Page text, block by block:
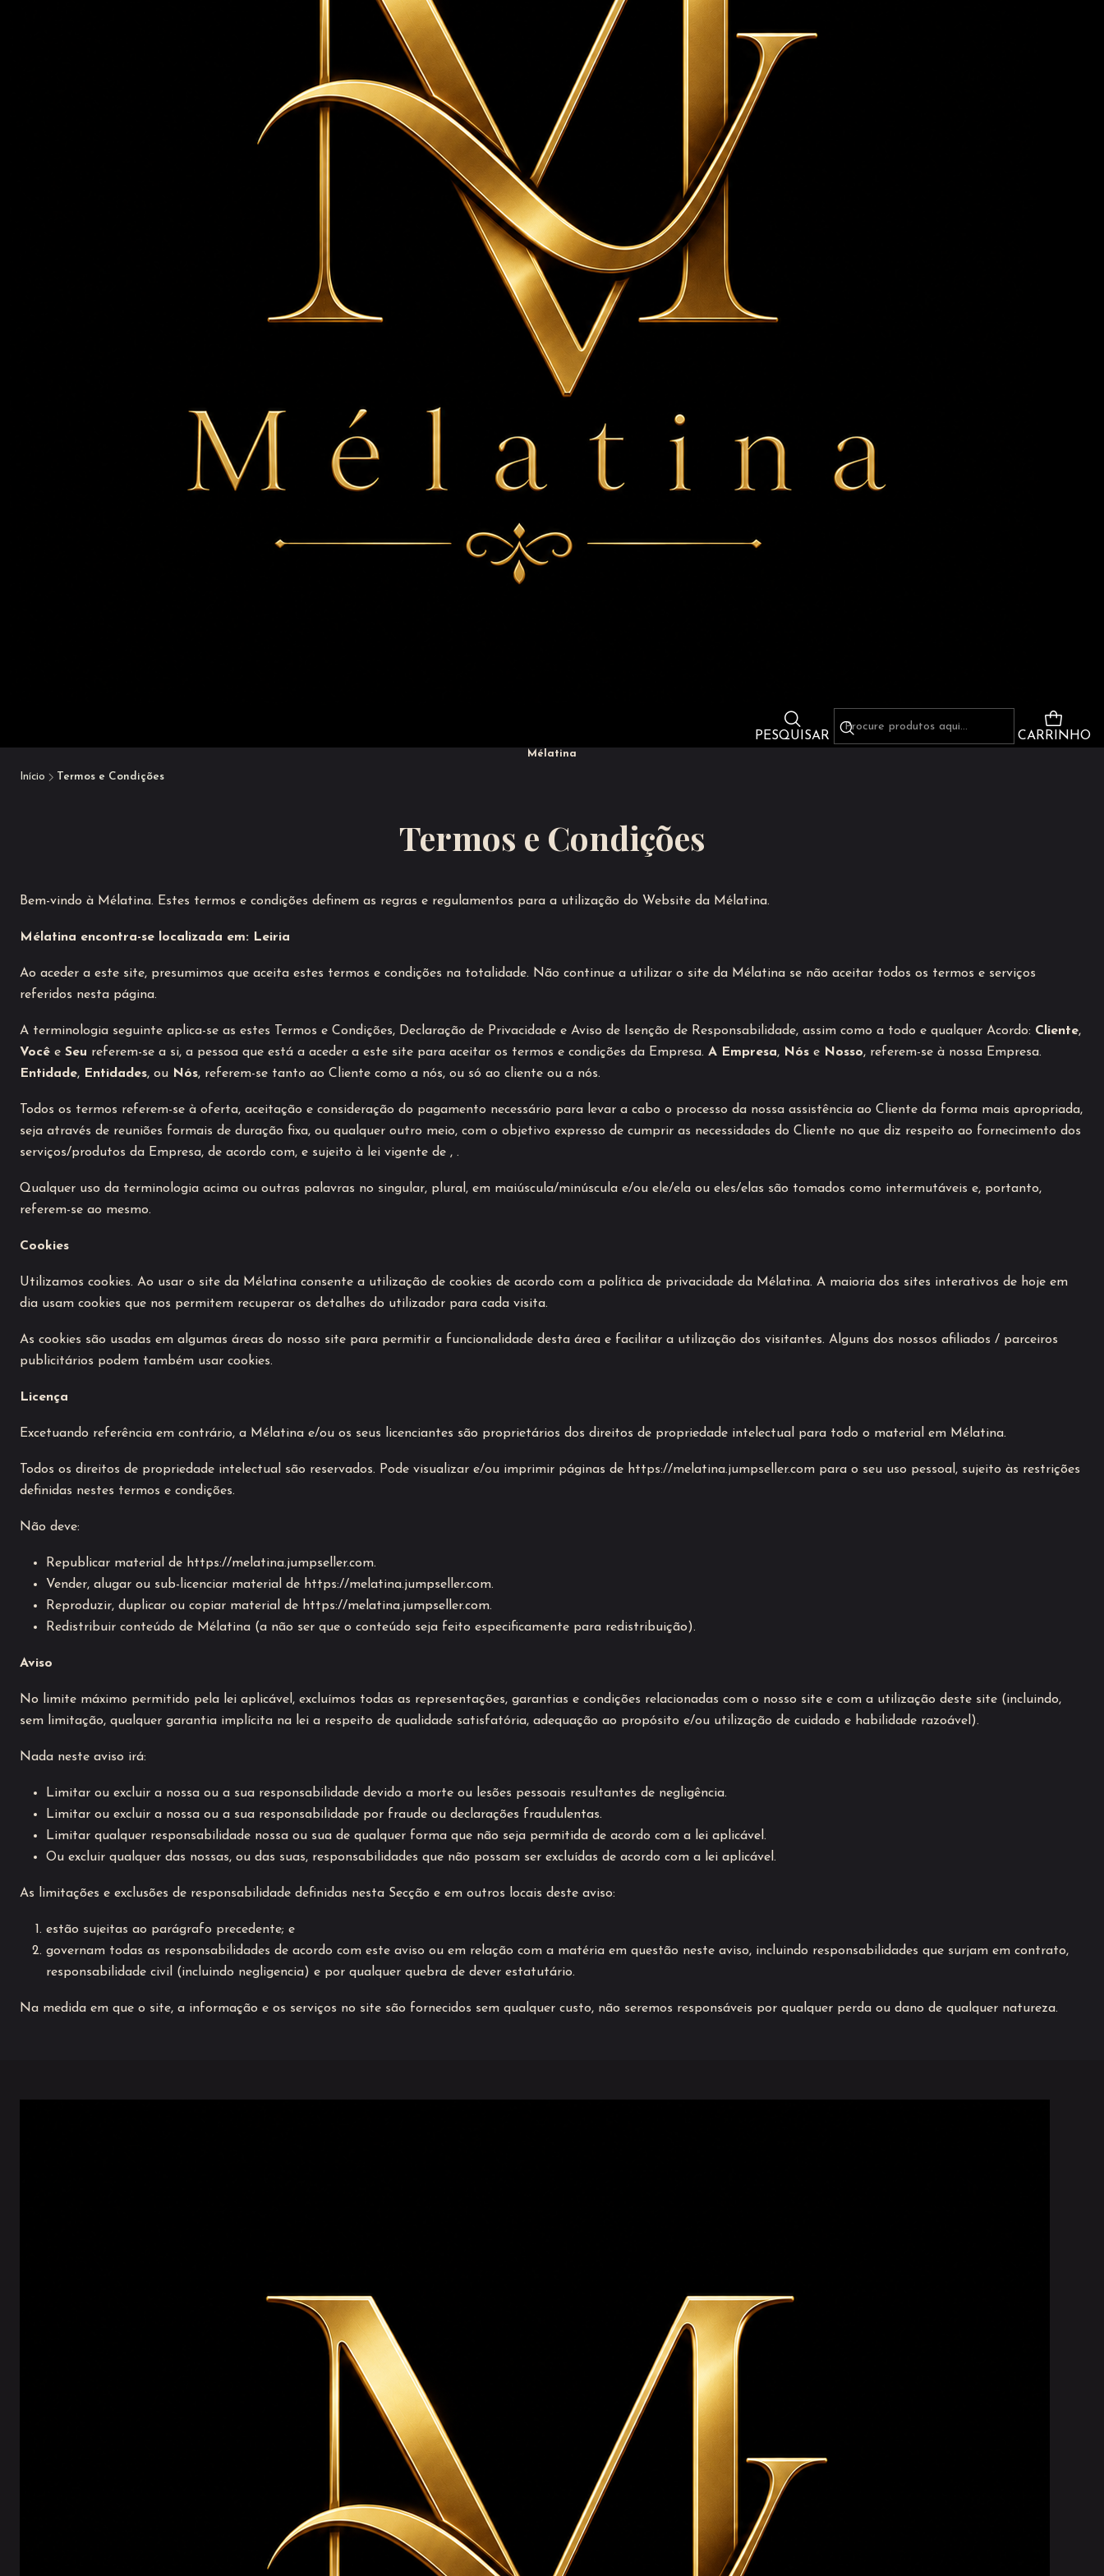
PESQUISAR CARRINHO
Mélatina
Início Termos e Condições
Termos e Condições
Bem-vindo à Mélatina. Estes termos e condições definem as regras e regulamentos para a utilização do Website da Mélatina.
Mélatina encontra-se localizada em: Leiria
Ao aceder a este site, presumimos que aceita estes termos e condições na totalidade. Não continue a utilizar o site da Mélatina se não aceitar todos os termos e serviços
referidos nesta página.
A terminologia seguinte aplica-se as estes Termos e Condições, Declaração de Privacidade e Aviso de Isenção de Responsabilidade, assim como a todo e qualquer Acordo: Cliente,
Você e Seu referem-se a si, a pessoa que está a aceder a este site para aceitar os termos e condições da Empresa. A Empresa, Nós e Nosso, referem-se à nossa Empresa.
Entidade, Entidades, ou Nós, referem-se tanto ao Cliente como a nós, ou só ao cliente ou a nós.
Todos os termos referem-se à oferta, aceitação e consideração do pagamento necessário para levar a cabo o processo da nossa assistência ao Cliente da forma mais apropriada,
seja através de reuniões formais de duração fixa, ou qualquer outro meio, com o objetivo expresso de cumprir as necessidades do Cliente no que diz respeito ao fornecimento dos
serviços/produtos da Empresa, de acordo com, e sujeito à lei vigente de , .
Qualquer uso da terminologia acima ou outras palavras no singular, plural, em maiúscula/minúscula e/ou ele/ela ou eles/elas são tomados como intermutáveis e, portanto,
referem-se ao mesmo.
Cookies
Utilizamos cookies. Ao usar o site da Mélatina consente a utilização de cookies de acordo com a política de privacidade da Mélatina. A maioria dos sites interativos de hoje em
dia usam cookies que nos permitem recuperar os detalhes do utilizador para cada visita.
As cookies são usadas em algumas áreas do nosso site para permitir a funcionalidade desta área e facilitar a utilização dos visitantes. Alguns dos nossos afiliados / parceiros
publicitários podem também usar cookies.
Licença
Excetuando referência em contrário, a Mélatina e/ou os seus licenciantes são proprietários dos direitos de propriedade intelectual para todo o material em Mélatina.
Todos os direitos de propriedade intelectual são reservados. Pode visualizar e/ou imprimir páginas de https://melatina.jumpseller.com para o seu uso pessoal, sujeito às restrições
definidas nestes termos e condições.
Não deve:
Republicar material de https://melatina.jumpseller.com.
Vender, alugar ou sub-licenciar material de https://melatina.jumpseller.com.
Reproduzir, duplicar ou copiar material de https://melatina.jumpseller.com.
Redistribuir conteúdo de Mélatina (a não ser que o conteúdo seja feito especificamente para redistribuição).
Aviso
No limite máximo permitido pela lei aplicável, excluímos todas as representações, garantias e condições relacionadas com o nosso site e com a utilização deste site (incluindo,
sem limitação, qualquer garantia implícita na lei a respeito de qualidade satisfatória, adequação ao propósito e/ou utilização de cuidado e habilidade razoável).
Nada neste aviso irá:
Limitar ou excluir a nossa ou a sua responsabilidade devido a morte ou lesões pessoais resultantes de negligência.
Limitar ou excluir a nossa ou a sua responsabilidade por fraude ou declarações fraudulentas.
Limitar qualquer responsabilidade nossa ou sua de qualquer forma que não seja permitida de acordo com a lei aplicável.
Ou excluir qualquer das nossas, ou das suas, responsabilidades que não possam ser excluídas de acordo com a lei aplicável.
As limitações e exclusões de responsabilidade definidas nesta Secção e em outros locais deste aviso:
estão sujeitas ao parágrafo precedente; e
governam todas as responsabilidades de acordo com este aviso ou em relação com a matéria em questão neste aviso, incluindo responsabilidades que surjam em contrato,
responsabilidade civil (incluindo negligencia) e por qualquer quebra de dever estatutário.
Na medida em que o site, a informação e os serviços no site são fornecidos sem qualquer custo, não seremos responsáveis por qualquer perda ou dano de qualquer natureza.